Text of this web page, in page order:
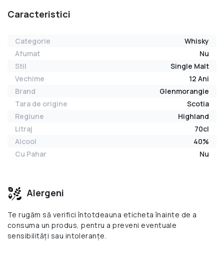
Caracteristici
Categorie
Whisky
Afumat
Nu
Stil
Single Malt
Vechime
12 Ani
Brand
Glenmorangie
Tara de origine
Scotia
Regiune
Highland
Litraj
70cl
Alcool
40%
Cu Pahar
Nu
Alergeni
Te rugăm să verifici întotdeauna eticheta înainte de a
consuma un produs, pentru a preveni eventuale
sensibilități sau intoleranțe.